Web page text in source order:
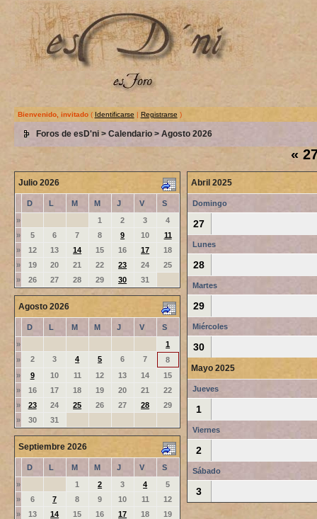
Bienvenido, invitado( Identificarse | Registrarse )
Foros de esD'ni> Calendario> Agosto 2026
«
Julio 2026
D L M M J V
S
»
1 2 3
4
»
5 6 7 8 9 10
11
»
12 13 14 15 16 17
18
»
19 20 21 22 23 24
25
»
26 27 28 29 30 31
Agosto 2026
D L M M J V
S
»
1
»
2 3 4 5 6 7
8
»
9 10 11 12 13 14
15
»
16 17 18 19 20 21
22
»
23 24 25 26 27 28
29
»
30 31
Septiembre 2026
D L M M J V
S
»
1 2 3 4
5
»
6 7 8 9 10 11
12
»
13 14 15 16 17 18
19
Abril 2025
Domingo
27
Lunes
28
Martes
29
Miércoles
30
Mayo 2025
Jueves
1
Viernes
2
Sábado
3